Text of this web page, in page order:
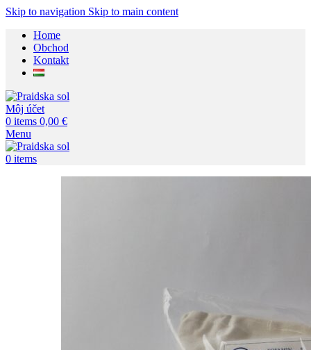
Skip to navigation Skip to main content
Home
Obchod
Kontakt
Môj účet
0 items 0,00 €
Menu
0 items